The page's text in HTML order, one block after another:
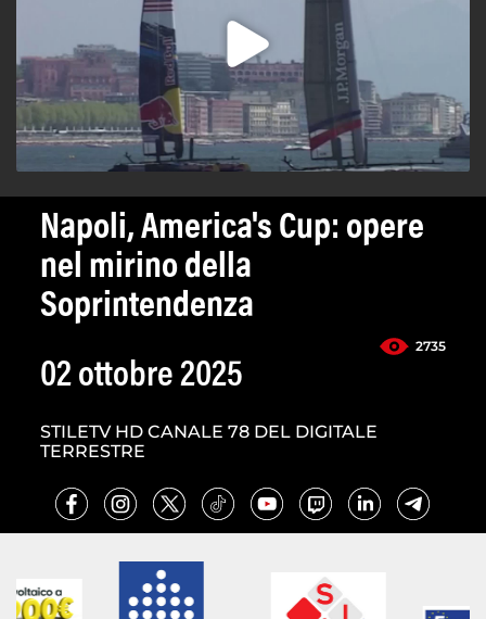
Napoli, America's Cup: opere
nel mirino della
Soprintendenza
2735
02 ottobre 2025
STILETV HD CANALE 78 DEL DIGITALE
TERRESTRE